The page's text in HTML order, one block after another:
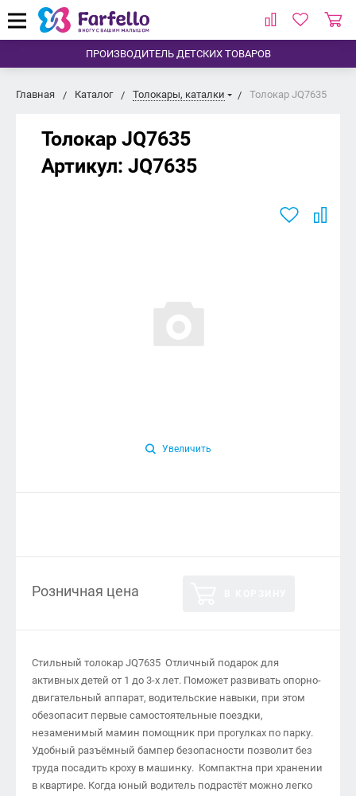
ПРОИЗВОДИТЕЛЬ ДЕТСКИХ ТОВАРОВ
Главная Каталог Толокары, каталки Толокар JQ7635
Толокар JQ7635
Артикул: JQ7635
Увеличить
Розничная цена
Стильный толокар JQ7635 Отличный подарок для
активных детей от 1 до 3-х лет. Поможет развивать опорно-
двигательный аппарат, водительские навыки, при этом
обезопасит первые самостоятельные поездки,
незаменимый мамин помощник при прогулках по парку.
Удобный разъёмный бампер безопасности позволит без
труда посадить кроху в машинку. Компактна при хранении
в квартире. Когда юный водитель подрастёт можно легко